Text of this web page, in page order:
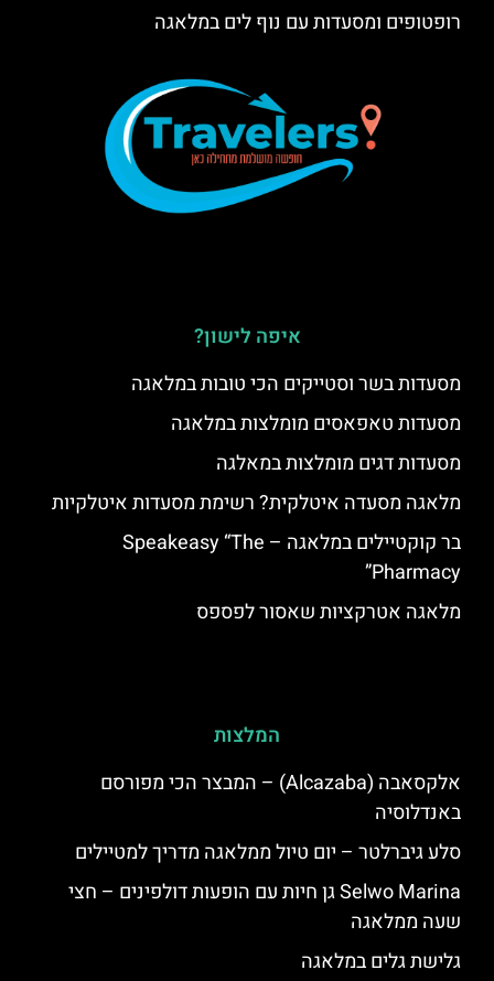
רופטופים ומסעדות עם נוף לים במלאגה
איפה לישון?
מסעדות בשר וסטייקים הכי טובות במלאגה
מסעדות טאפאסים מומלצות במלאגה
מסעדות דגים מומלצות במאלגה
מלאגה מסעדה איטלקית? רשימת מסעדות איטלקיות
בר קוקטיילים במלאגה – Speakeasy “The
Pharmacy”
מלאגה אטרקציות שאסור לפספס
המלצות
אלקסאבה (Alcazaba) – המבצר הכי מפורסם
באנדלוסיה
סלע גיברלטר – יום טיול ממלאגה מדריך למטיילים
Selwo Marina גן חיות עם הופעות דולפינים – חצי
שעה ממלאגה
גלישת גלים במלאגה